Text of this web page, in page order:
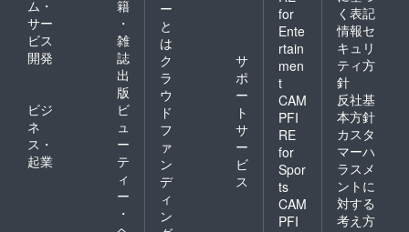
ム・
サー
ビス
開発
籍
・
雑
誌
出
版
ビジ
ネ
ス・
起業
ビ
ュ
ー
テ
ィ
ー
・
ー
と
は
ク
ラ
ウ
ド
フ
ァ
ン
デ
ィ
ン
サ
ポ
ー
ト
サ
ー
ビ
ス
for
Ente
rtain
men
t
CAM
PFI
RE
for
Spor
ts
CAM
PFI
く表記
情報セ
キュリ
ティ方
針
反社基
本方針
カスタ
マーハ
ラスメ
ントに
対する
考え方